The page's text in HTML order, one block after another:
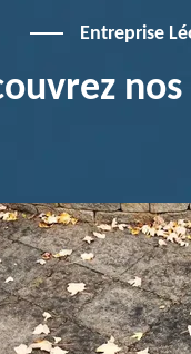
Entreprise